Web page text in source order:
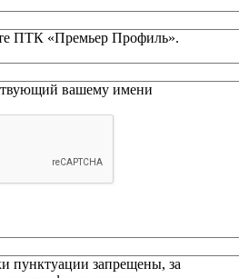
ПТК «Премьер Профиль».
вашему имени
пунктуации запрещены, за